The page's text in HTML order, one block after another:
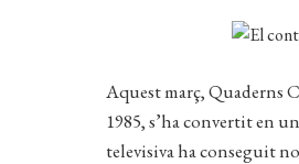
Aquest març, Quaderns
1985, s’ha convertit en
televisiva ha conseguit